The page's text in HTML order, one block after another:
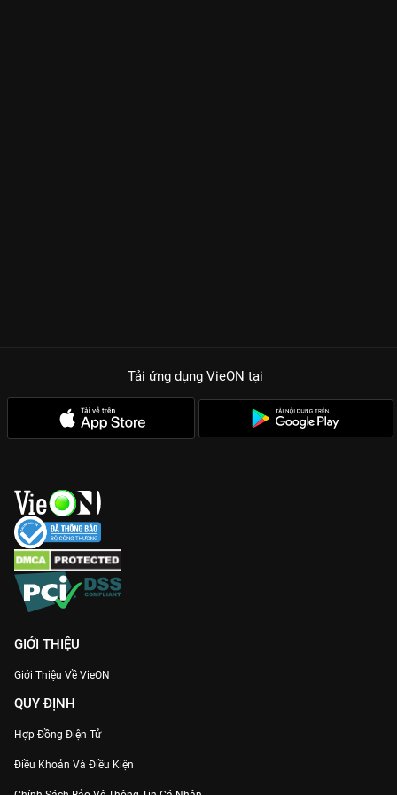
Tải ứng dụng VieON tại
GIỚI THIỆU
Giới Thiệu Về VieON
QUY ĐỊNH
Hợp Đồng Điện Tử
Điều Khoản Và Điều Kiện